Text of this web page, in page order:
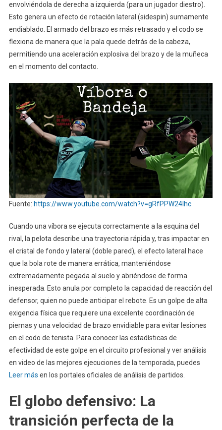
envolviéndola de derecha a izquierda (para un jugador diestro).
Esto genera un efecto de rotación lateral (sidespin) sumamente
endiablado. El armado del brazo es más retrasado y el codo se
flexiona de manera que la pala quede detrás de la cabeza,
permitiendo una aceleración explosiva del brazo y de la muñeca
en el momento del contacto.
Fuente: https://www.youtube.com/watch?v=gRfPPW24lhc
Cuando una víbora se ejecuta correctamente a la esquina del
rival, la pelota describe una trayectoria rápida y, tras impactar en
el cristal de fondo y lateral (doble pared), el efecto lateral hace
que la bola rote de manera errática, manteniéndose
extremadamente pegada al suelo y abriéndose de forma
inesperada. Esto anula por completo la capacidad de reacción del
defensor, quien no puede anticipar el rebote. Es un golpe de alta
exigencia física que requiere una excelente coordinación de
piernas y una velocidad de brazo envidiable para evitar lesiones
en el codo de tenista. Para conocer las estadísticas de
efectividad de este golpe en el circuito profesional y ver análisis
en video de las mejores ejecuciones de la temporada, puedes
Leer más en los portales oficiales de análisis de partidos.
El globo defensivo: La
transición perfecta de la